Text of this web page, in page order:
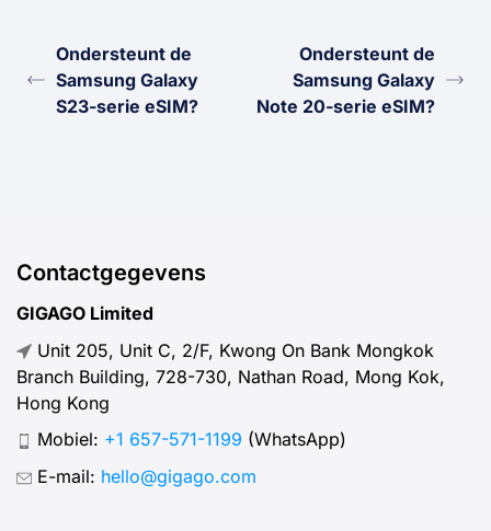
Ondersteunt de
Samsung Galaxy
S23-serie eSIM?
Ondersteunt de
Samsung Galaxy
Note 20-serie eSIM?
Contactgegevens
GIGAGO Limited
Unit 205, Unit C, 2/F, Kwong On Bank Mongkok
Branch Building, 728-730, Nathan Road, Mong Kok,
Hong Kong
Mobiel: +1 657-571-1199 (WhatsApp)
E-mail: hello@gigago.com